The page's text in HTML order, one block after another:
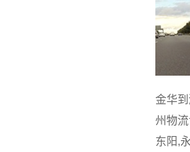
金华
州物
东阳,